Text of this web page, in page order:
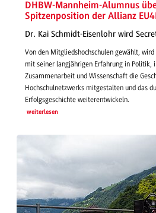
DHBW-Mannheim-Alumnus
Spitzenposition der Allianz
Dr. Kai Schmidt-Eisenlohr wird
Von den Mitgliedshochschulen gewählt,
mit seiner langjährigen Erfahrung in Politik,
Zusammenarbeit und Wissenschaft die
Hochschulnetzwerks mitgestalten und das
Erfolgsgeschichte weiterentwickeln.
weiterlesen